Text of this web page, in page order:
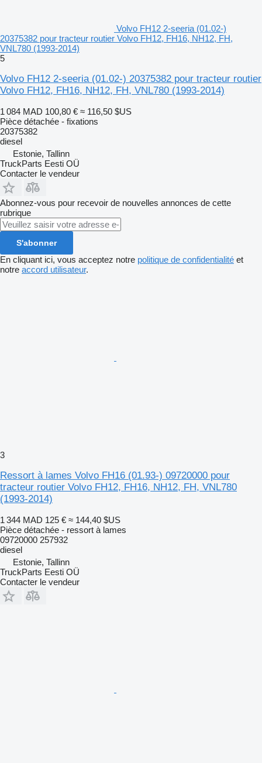
Volvo FH12 2-seeria (01.02-)
20375382 pour tracteur routier Volvo FH12, FH16, NH12, FH,
VNL780 (1993-2014)
5
Volvo FH12 2-seeria (01.02-) 20375382 pour tracteur routier
Volvo FH12, FH16, NH12, FH, VNL780 (1993-2014)
1 084 MAD 100,80 € ≈ 116,50 $US
Pièce détachée - fixations
20375382
diesel
Estonie, Tallinn
TruckParts Eesti OÜ
Contacter le vendeur
Abonnez-vous pour recevoir de nouvelles annonces de cette
rubrique
S'abonner
En cliquant ici, vous acceptez notre politique de confidentialité et
notre accord utilisateur.
3
Ressort à lames Volvo FH16 (01.93-) 09720000 pour
tracteur routier Volvo FH12, FH16, NH12, FH, VNL780
(1993-2014)
1 344 MAD 125 € ≈ 144,40 $US
Pièce détachée - ressort à lames
09720000 257932
diesel
Estonie, Tallinn
TruckParts Eesti OÜ
Contacter le vendeur